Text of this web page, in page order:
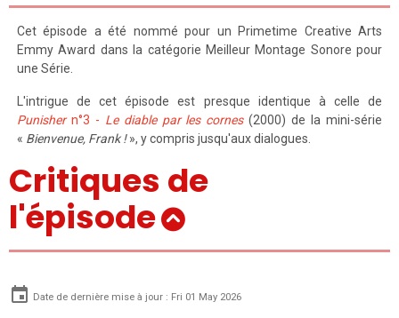
Cet épisode a été nommé pour un Primetime Creative Arts
Emmy Award dans la catégorie Meilleur Montage Sonore pour
une Série.
L'intrigue de cet épisode est presque identique à celle de
Punishern°3 - Le diable par les cornes(2000) de la mini-série
« Bienvenue, Frank !», y compris jusqu'aux dialogues.
Critiques de
l'épisode
Date de dernière mise à jour : Fri 01 May 2026